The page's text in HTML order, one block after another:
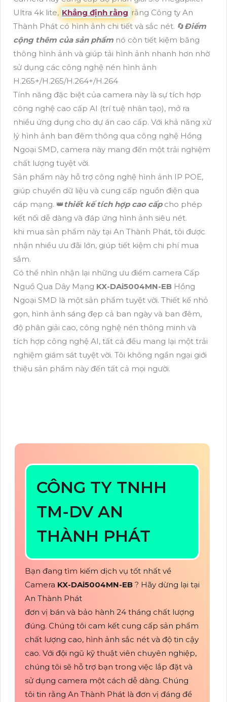
Ultra 4k lite, Khẳng định rằng rằng Công ty An
Thành Phát có hình ảnh chi tiết và sắc nét. 🔄Điểm
cộng thêm của sản phẩm nó còn tiết kiệm băng
thông hình ảnh và giúp tải hình ảnh nhanh hơn nhờ
sử dụng các công nghệ nén hình ảnh
H.265+/H.265/H.264+/H.264
Tính năng đặc biệt của camera này là sự tích hợp
công nghệ cao cấp AI (trí tuệ nhân tạo), mở ra
nhiều ứng dụng cho dự án cao cấp. Với khả năng xử
lý hình ảnh ban đêm thông qua công nghệ Hồng
Ngoại SMD, camera này mang đến một trải nghiệm
chất lượng tuyệt vời.
Sản phẩm này hỗ trợ công nghệ hình ảnh IP POE,
giúp chuyển dữ liệu và cung cấp nguồn điện qua
cáp mạng. 👑 thiết kế tích hợp cao cấpcho phép
kết nối dễ dàng và đáp ứng hình ảnh siêu nét.
khi mua sản phẩm này tại An Thành Phát, tôi được
nhận nhiều ưu đãi lớn, giúp tiết kiệm chi phí mua
sắm.
Có thể nhìn nhận lại những ưu điểm camera Cấp
Nguồ Qua Dây Mạng KX-DAi5004MN-EB Hồng
Ngoại SMD là một sản phẩm tuyệt vời. Thiết kế nhỏ
gọn, hình ảnh sáng đẹp cả ban ngày và ban đêm,
độ phân giải cao, công nghệ nén thông minh và
tích hợp công nghệ AI, tất cả đều mang lại một trải
nghiệm giám sát tuyệt vời. Tôi không ngần ngại giới
thiệu sản phẩm này đến tất cả mọi người.
CÔNG TY TNHH
TM-DV AN
THÀNH PHÁT
Bạn đang tìm kiếm dịch vụ tốt nhất về
Camera KX-DAi5004MN-EB ? Hãy dừng lại tại
An Thành Phát
đơn vị bán và bảo hành 24 tháng chất lượng
đúng. Chúng tôi cam kết cung cấp sản phẩm
chất lượng cao, hình ảnh sắc nét và độ tin cậy
cao. Với đội ngũ kỹ thuật viên chuyên nghiệp,
chúng tôi sẽ hỗ trợ bạn trong việc lắp đặt và
sử dụng camera một cách dễ dàng. Chúng
tôi tin rằng An Thành Phát là đơn vị đáng để